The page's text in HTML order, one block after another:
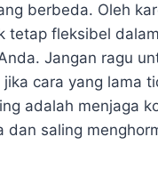
berbeda. Oleh
tetap fleksibel dalam
Jangan ragu
cara yang lama
adalah menjaga
dan saling